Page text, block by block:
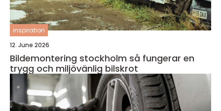
inspiration
12. June 2026
Bildemontering stockholm så fungerar en
trygg och miljövänlig bilskrot